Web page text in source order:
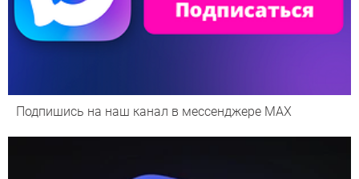
Подпишись на наш канал в мессенджере МАХ